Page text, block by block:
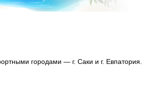
городами — г. Саки и г. Евпатория.